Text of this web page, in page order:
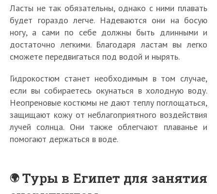
Ласты не так обязательны, однако с ними плавать
будет гораздо легче. Надеваются они на босую
ногу, а сами по себе должны быть длинными и
достаточно легкими. Благодаря ластам вы легко
сможете передвигаться под водой и нырять.
Гидрокостюм станет необходимым в том случае,
если вы собираетесь окунаться в холодную воду.
Неопреновые костюмы не дают теплу поглощаться,
защищают кожу от неблагоприятного воздействия
лучей солнца. Они также облегчают плаванье и
помогают держаться в воде.
Туры в Египет для занятия